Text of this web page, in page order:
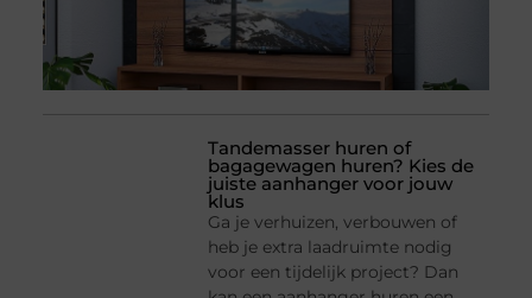
Tandemasser huren of
bagagewagen huren? Kies de
juiste aanhanger voor jouw
klus
Ga je verhuizen, verbouwen of
heb je extra laadruimte nodig
voor een tijdelijk project? Dan